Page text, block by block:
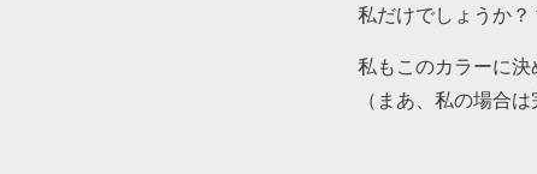
私だけでしょうか？
私もこのカラーに決
（まあ、私の場合